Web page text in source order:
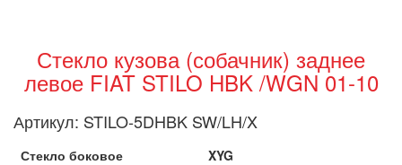
Стекло кузова (собачник) заднее
левое FIAT STILO HBK /WGN 01-10
Артикул: STILO-5DHBK SW/LH/X
Стекло боковое
XYG